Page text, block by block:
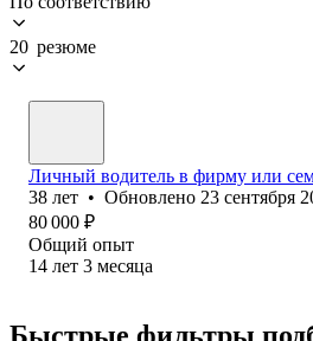
20 резюме
Личный водитель в фирму или
38 лет • Обновлено 23 сентября
80 000 ₽
Общий опыт
14 лет 3 месяца
Быстрые фильтры